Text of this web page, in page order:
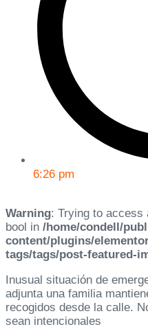
6:26 pm
Warning: Trying to access
bool in /home/condell/
content/plugins/
tags/tags/post-featured-
Inusual situación de
adjunta una familia
recogidos desde la calle.
sean intencionales